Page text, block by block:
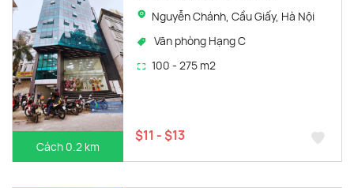
Cách 0.2 km
Nguyễn Chánh, Cầu Giấy, Hà Nội
Văn phòng Hạng C
100 - 275 m2
$11 - $13